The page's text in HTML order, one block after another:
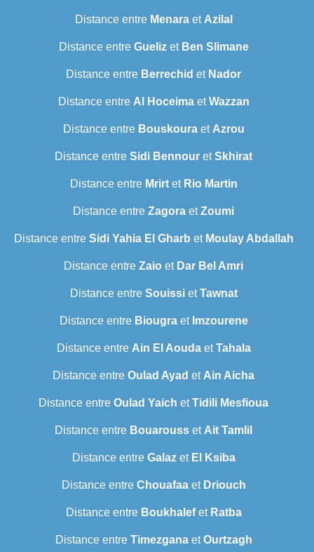
Distance entre Menaraet Azilal
Distance entre Guelizet Ben Slimane
Distance entre Berrechid et Nador
Distance entre Al HoceimaetWazzan
Distance entre Bouskouraet Azrou
Distance entre Sidi Bennour etSkhirat
Distance entre Mrirtet Rio Martin
Distance entre Zagora etZoumi
Distance entre Sidi Yahia El Gharb et Moulay Abdallah
Distance entre Zaio et Dar Bel Amri
Distance entre SouissietTawnat
Distance entre Biougraet Imzourene
Distance entre Ain El AoudaetTahala
Distance entre Oulad Ayad et Ain Aicha
Distance entre Oulad Yaich etTidili Mesfioua
Distance entre Bouarouss et Ait Tamlil
Distance entre Galazet El Ksiba
Distance entre Chouafaaet Driouch
Distance entre Boukhalefet Ratba
Distance entre TimezganaetOurtzagh